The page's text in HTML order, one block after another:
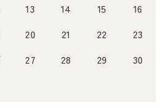
13 14 15
16
20 21 22
23
27 28 29
30